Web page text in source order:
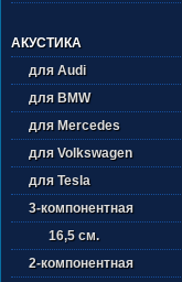
АКУСТИКА
для Audi
для BMW
для Mercedes
для Volkswagen
для Tesla
3-компонентная
16,5 см.
2-компонентная